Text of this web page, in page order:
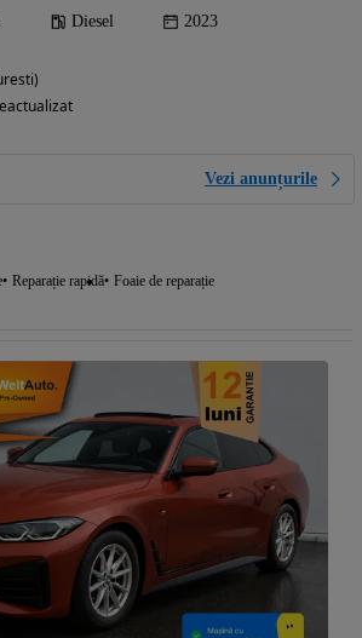
Diesel 2023
Vezi anunțurile
Reparație rapidă Foaie de reparație